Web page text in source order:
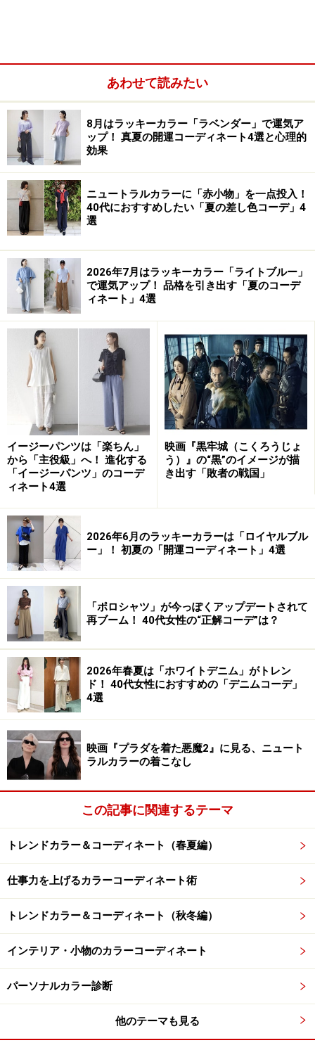
服がブラック×グレーのモノトーン（無彩色）なので、少
しクールで都会的な印象に。そこに、優しく温かみのあ
るベージュのバッグを投入し、全体に柔らかさと女性ら
しい親しみやすさをプラスしています。
デニムブルー：シャンブレー素材のイージ
ーパンツ
出典：WEAR
このコーディネートは、重厚感のあるブラックと清涼感
のあるブルーを大胆に組み合わせた、コントラストが美
しい大人のクールコーディネート。
主役級のブルーのイージーパンツに対して、トップスや
小物をすべてブラックで統一することで、ブルーの持つ
鮮やかさと清涼感が引き立ち、非常に印象的なカラーコ
ントラストが生まれています。白を合わせると爽やかさ
に振れますが、黒を合わせることで都会的でモードな、
凛とした雰囲気に仕上げています。
トップスのブラウスは、表面にポコポコとした凹凸があ
るサッカー生地なので、肌離れがよく、かつシアー感
（透け感）があります。光を優しく通す軽やかな黒なの
で、顔まわりが暗く沈まず、涼しげで抜け感のある印象
をキープ。
ボトムスは、デニムライクなシャンブレー素材。両サイ
ドのボタンディテールがアクセントになったワイドシル
エットで、サイドに深めに入ったスリットが暑い季節に
も軽やかで抜け感のある印象を演出します。
ブラックドット柄：ツイル素材のイージー
パンツ
出典：WEAR
ニムを、2026夏トレンドのドット柄の黒で引き締めた、
大人かわいいMIXコーディネート。ブルーとブラックの2
あわせて読みたい
8月はラッキーカラー「ラベンダー」で運気ア
ップ！ 真夏の開運コーディネート4選と心理的
効果
ニュートラルカラーに「赤小物」を一点投入！
40代におすすめしたい「夏の差し色コーデ」4
選
2026年7月はラッキーカラー「ライトブルー」
で運気アップ！ 品格を引き出す「夏のコーデ
ィネート」4選
イージーパンツは「楽ちん」
から「主役級」へ！ 進化する
「イージーパンツ」のコーデ
ィネート4選
映画『黒牢城（こくろうじょ
う）』の“黒”のイメージが描
き出す「敗者の戦国」
2026年6月のラッキーカラーは「ロイヤルブル
ー」！ 初夏の「開運コーディネート」4選
「ポロシャツ」が今っぽくアップデートされて
再ブーム！ 40代女性の“正解コーデ”は？
2026年春夏は「ホワイトデニム」がトレン
ド！ 40代女性におすすめの「デニムコーデ」
4選
映画『プラダを着た悪魔2』に見る、ニュート
ラルカラーの着こなし
この記事に関連するテーマ
トレンドカラー＆コーディネート（春夏編）
仕事力を上げるカラーコーディネート術
トレンドカラー＆コーディネート（秋冬編）
インテリア・小物のカラーコーディネート
パーソナルカラー診断
他のテーマも見る